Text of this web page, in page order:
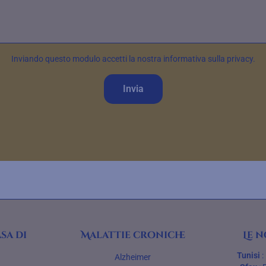
Inviando questo modulo accetti la nostra informativa sulla privacy.
Invia
di Malattie croniche
Alzheimer
Le
Tunisi :